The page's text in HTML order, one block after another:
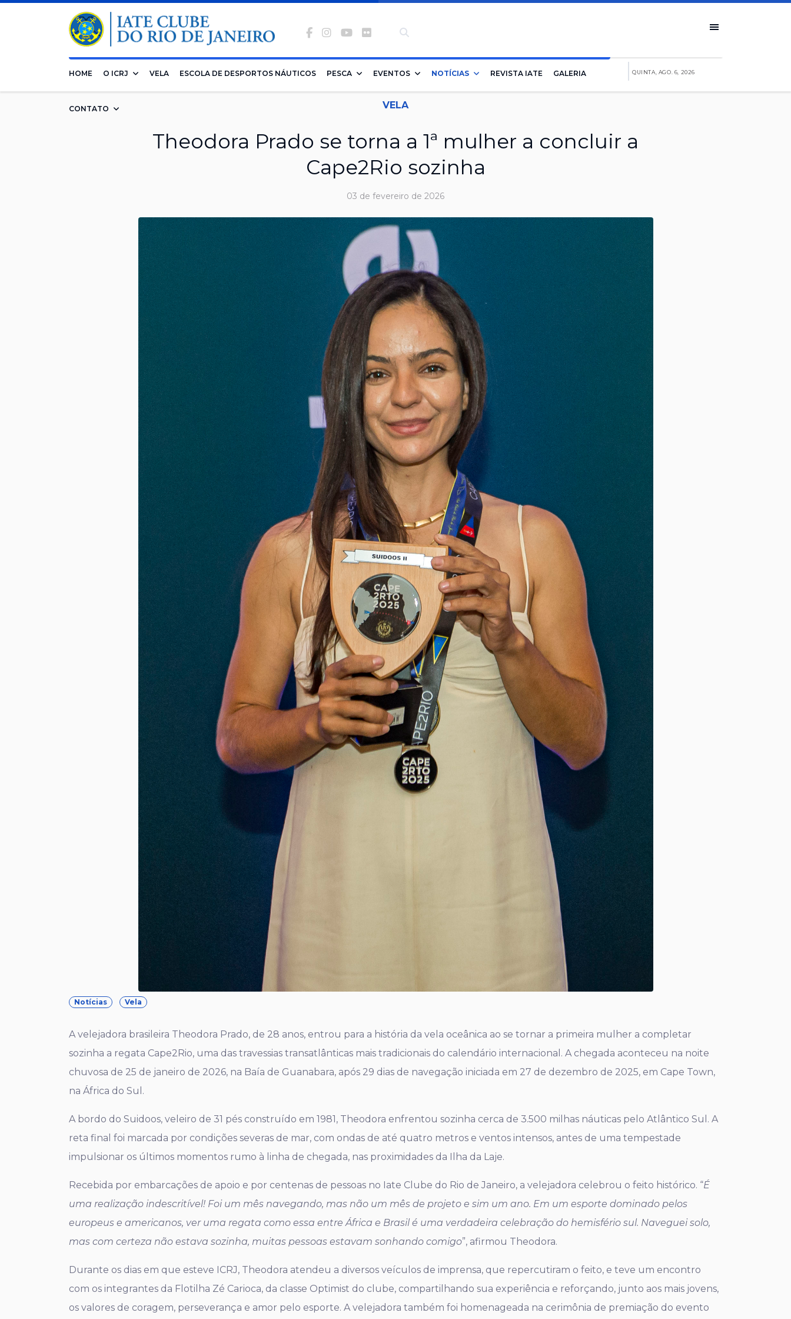
Facebook
Instagram
Youtube
Flickr
banco
HOME O ICRJ VELA ESCOLA DE DESPORTOS NÁUTICOS PESCA EVENTOS NOTÍCIAS REVISTA IATE GALERIA
CONTATO
QUINTA, AGO. 6, 2026
VELA
Theodora Prado se torna a 1ª mulher a concluir a
Cape2Rio sozinha
03 de fevereiro de 2026
Notícias Vela
A velejadora brasileira Theodora Prado, de 28 anos, entrou para a história da vela oceânica ao se tornar a primeira mulher a completar
sozinha a regata Cape2Rio, uma das travessias transatlânticas mais tradicionais do calendário internacional. A chegada aconteceu na noite
chuvosa de 25 de janeiro de 2026, na Baía de Guanabara, após 29 dias de navegação iniciada em 27 de dezembro de 2025, em Cape Town,
na África do Sul.
A bordo do Suidoos, veleiro de 31 pés construído em 1981, Theodora enfrentou sozinha cerca de 3.500 milhas náuticas pelo Atlântico Sul. A
reta final foi marcada por condições severas de mar, com ondas de até quatro metros e ventos intensos, antes de uma tempestade
impulsionar os últimos momentos rumo à linha de chegada, nas proximidades da Ilha da Laje.
Recebida por embarcações de apoio e por centenas de pessoas no Iate Clube do Rio de Janeiro, a velejadora celebrou o feito histórico. “É
uma realização indescritível! Foi um mês navegando, mas não um mês de projeto e sim um ano. Em um esporte dominado pelos
europeus e americanos, ver uma regata como essa entre África e Brasil é uma verdadeira celebração do hemisfério sul. Naveguei solo,
mas com certeza não estava sozinha, muitas pessoas estavam sonhando comigo”, afirmou Theodora.
Durante os dias em que esteve ICRJ, Theodora atendeu a diversos veículos de imprensa, que repercutiram o feito, e teve um encontro
com os integrantes da Flotilha Zé Carioca, da classe Optimist do clube, compartilhando sua experiência e reforçando, junto aos mais jovens,
os valores de coragem, perseverança e amor pelo esporte. A velejadora também foi homenageada na cerimônia de premiação do evento